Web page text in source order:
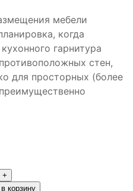
мебели
когда
гарнитура
стен,
для просторных (более
+
корзину